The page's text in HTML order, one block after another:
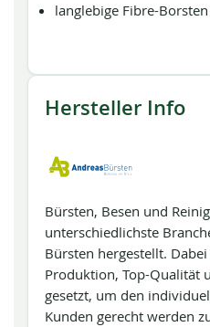
langlebige Fibre-Borsten
Hersteller Info
Bürsten, Besen und
unterschiedlichste
Bürsten hergestellt.
Produktion, Top-Qualität
gesetzt, um den
Kunden gerecht werden